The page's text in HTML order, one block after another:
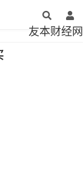
友本财经网